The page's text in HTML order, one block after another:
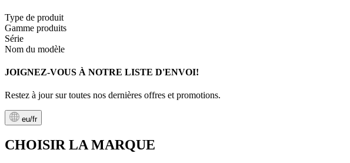
Type de produit
Gamme produits
Série
Nom du modèle
JOIGNEZ-VOUS À NOTRE LISTE D'ENVOI!
Restez à jour sur toutes nos dernières offres et promotions.
eu/fr
CHOISIR LA MARQUE